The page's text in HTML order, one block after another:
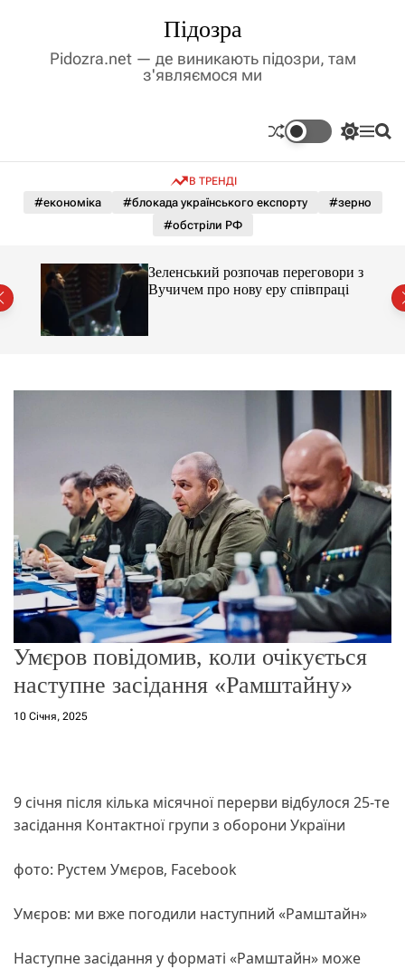
у
Підозра
Pidozra.net — де виникають підозри, там
з'являємося ми
П
м
к
о
о
р
е
ж
и
м
у
М П
В ТРЕНДІ
#економіка #блокада українського експорту
#зерно
#обстріли РФ
Зеленський розпочав переговори з
Вучичем про нову еру співпраці
Умєров повідомив, коли очікується
наступне засідання «Рамштайну»
10 Січня, 2025
9 січня після кілька місячної перерви відбулося 25-те
засідання Контактної групи з оборони України
фото: Рустем Умєров, Facebook
Умєров: ми вже погодили наступний «Рамштайн»
Наступне засідання у форматі «Рамштайн» може